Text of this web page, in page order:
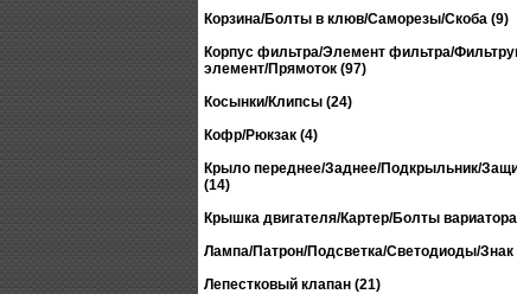
Корзина/Болты в клюв/Саморезы/Скоба (9)
Корпус фильтра/Элемент фильтра/
элемент/Прямоток (97)
Косынки/Клипсы (24)
Кофр/Рюкзак (4)
Крыло переднее/Заднее/Подкрыльник/
(14)
Крышка двигателя/Картер/Болты
Лампа/Патрон/Подсветка/Светодиоды/Знак
Лепестковый клапан (21)